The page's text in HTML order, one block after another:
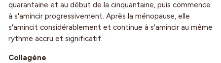
quarantaine et au début de la cinquantaine, puis commence
à s'amincir progressivement. Après la ménopause, elle
s'amincit considérablement et continue à s'amincir au même
rythme accru et significatif.
Collagène